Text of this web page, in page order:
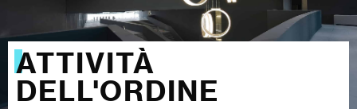
ATTIVITÀ
DELL'ORDINE